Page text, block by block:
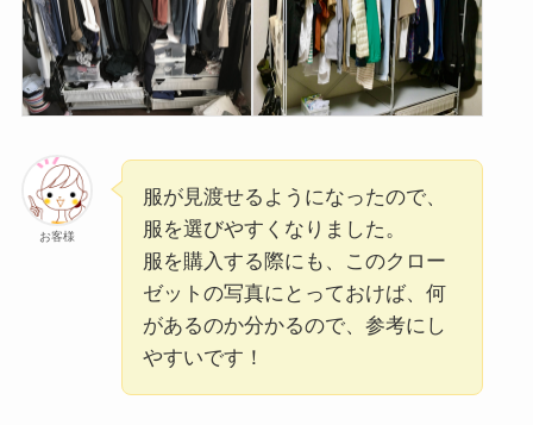
お客様
服が見渡せるようになったので、
服を選びやすくなりました。
服を購入する際にも、このクロー
ゼットの写真にとっておけば、何
があるのか分かるので、参考にし
やすいです！